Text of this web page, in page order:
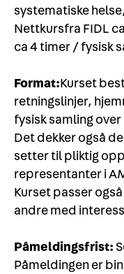
systematiske
Nettkursfra FIDL
ca 4 timer / fysisk
Format:Kurset
retningslinjer,
fysisk samling
Det dekker også
setter til pliktig
representanter i
Kurset passer
andre med
Påmeldingsfrist:
Påmeldingen er